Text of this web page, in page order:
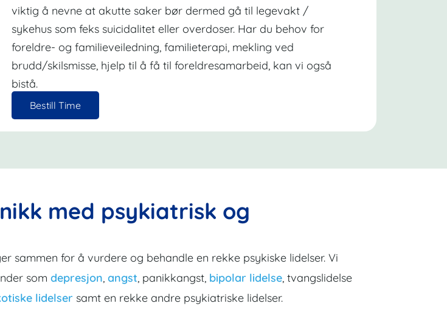
viktig å nevne at akutte saker bør dermed gå til legevakt /
sykehus som feks suicidalitet eller overdoser. Har du behov for
foreldre- og familieveiledning, familieterapi, mekling ved
brudd/skilsmisse, hjelp til å få til foreldresamarbeid, kan vi også
bistå.
Bestill Time
med psykiatrisk og
sammen for å vurdere og behandle en rekke psykiske lidelser. Vi
som depresjon, angst, panikkangst, bipolar lidelse, tvangslidelse
lidelser samt en rekke andre psykiatriske lidelser.